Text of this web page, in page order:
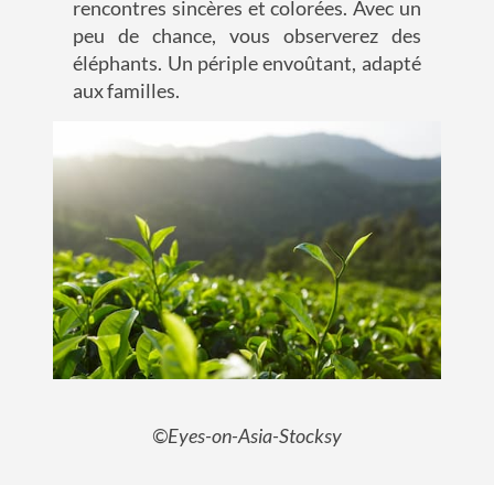
rencontres sincères et colorées. Avec un
peu de chance, vous observerez des
éléphants. Un périple envoûtant, adapté
aux familles.
©Eyes-on-Asia-Stocksy